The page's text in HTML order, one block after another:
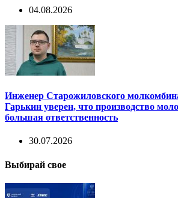
04.08.2026
Инженер Старожиловского
Гарькин уверен, что производство
большая ответственность
30.07.2026
Выбирай свое